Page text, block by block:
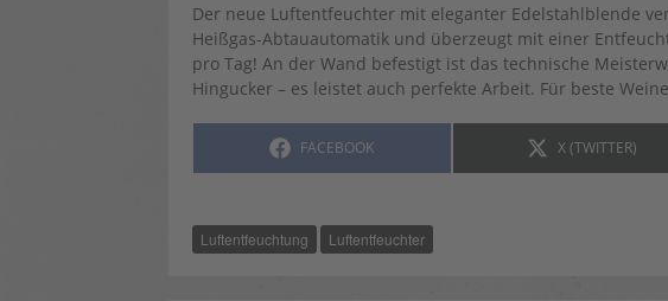
Der neue Luftentfeuchter mit eleganter Edelstahlblende
Heißgas-Abtauautomatik und überzeugt mit einer
pro Tag! An der Wand befestigt ist das technische
Hingucker – es leistet auch perfekte Arbeit. Für beste
SHARE
FACEBOOK SHARE
ON
X (TWITTER)
Luftentfeuchtung Luftentfeuchter